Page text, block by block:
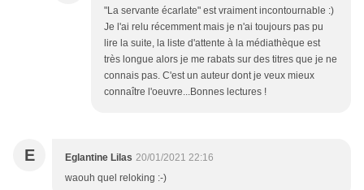
"La servante écarlate" est vraiment incontournable :)
Je l'ai relu récemment mais je n'ai toujours pas pu
lire la suite, la liste d'attente à la médiathèque est
très longue alors je me rabats sur des titres que je ne
connais pas. C'est un auteur dont je veux mieux
connaître l'oeuvre...Bonnes lectures !
E Eglantine Lilas 20/01/2021 22:16
waouh quel reloking :-)